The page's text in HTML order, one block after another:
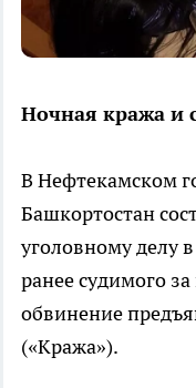
Ночная кража и
В Нефтекамском
Башкортостан
уголовному делу
ранее судимого
обвинение
(«Кража»).